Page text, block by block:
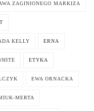
ZAGINIONEGO MARKIZA
KELLY ERNA
ETYKA
EWA ORNACKA
MERTA